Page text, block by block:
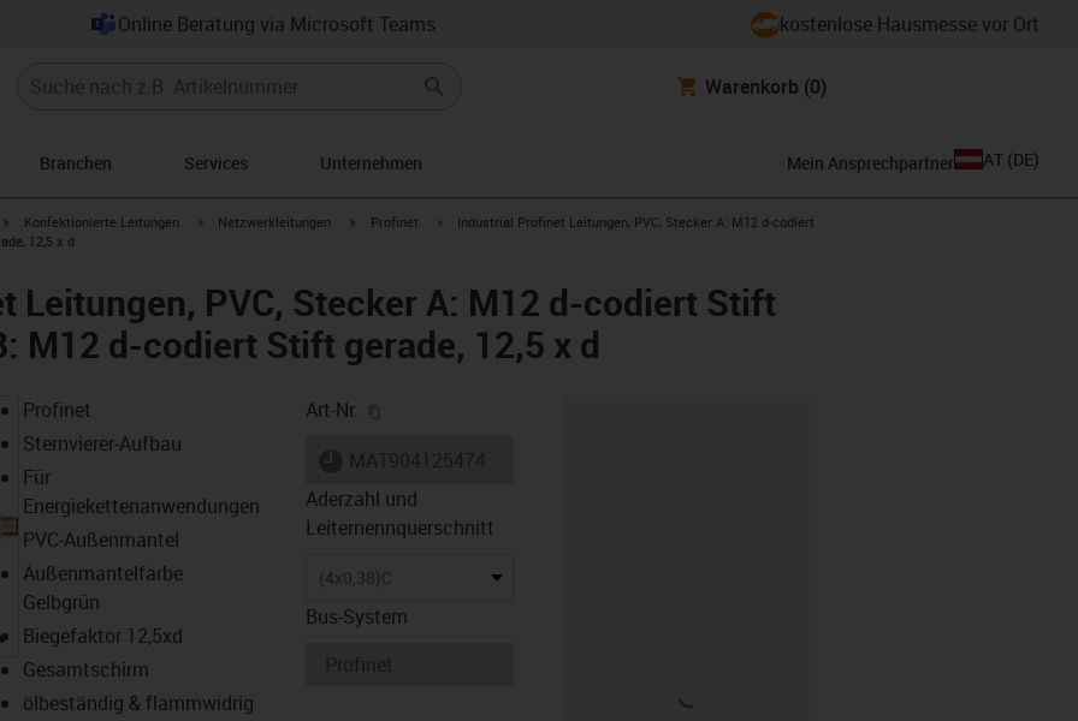
Online Beratung via Microsoft Teams kostenlose Hausmesse vor Ort
Warenkorb (0)
Branchen Services Unternehmen Mein Ansprechpartner AT (DE)
igus-icon-arrow-right
Konfektionierte Leitungen igus-icon-arrow-right
Netzwerkleitungen igus-icon-arrow-right
Profinet igus-icon-arrow-right
Industrial Profinet Leitungen, PVC, Stecker A: M12 d-codiert
12,5 x d
Leitungen, PVC, Stecker A: M12 d-codiert Stift
M12 d-codiert Stift gerade, 12,5 x d
igus-icon-lupe
Profinet
Sternvierer-Aufbau
Für
Energiekettenanwendungen
PVC-Außenmantel
Außenmantelfarbe
Gelbgrün
Biegefaktor 12,5xd
Gesamtschirm
ölbeständig & flammwidrig
Art-Nr.
Aderzahl und
Leiternennquerschnitt
(4x0,38)C
Bus-System